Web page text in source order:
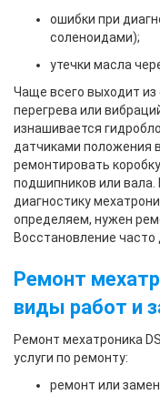
ошибки при
соленоидами);
утечки масла
Чаще всего выходит из
перегрева или
изнашивается
датчиками положения
ремонтировать
подшипников или
диагностику
определяем, нужен
Восстановление часто
Ремонт
виды работ и
Ремонт мехатроника
услуги по ремонту:
ремонт или